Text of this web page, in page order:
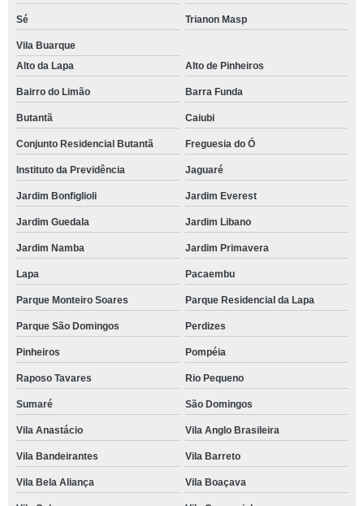
Sé Trianon Masp
Vila Buarque
Alto da Lapa
Alto de Pinheiros
Bairro do Limão Barra Funda
Butantã Caiubi
Conjunto Residencial Butantã Freguesia do Ó
Instituto da Previdência Jaguaré
Jardim Bonfiglioli Jardim Everest
Jardim Guedala Jardim Libano
Jardim Namba Jardim Primavera
Lapa Pacaembu
Parque Monteiro Soares Parque Residencial da Lapa
Parque São Domingos Perdizes
Pinheiros Pompéia
Raposo Tavares Rio Pequeno
Sumaré São Domingos
Vila Anastácio Vila Anglo Brasileira
Vila Bandeirantes Vila Barreto
Vila Bela Aliança Vila Boaçava